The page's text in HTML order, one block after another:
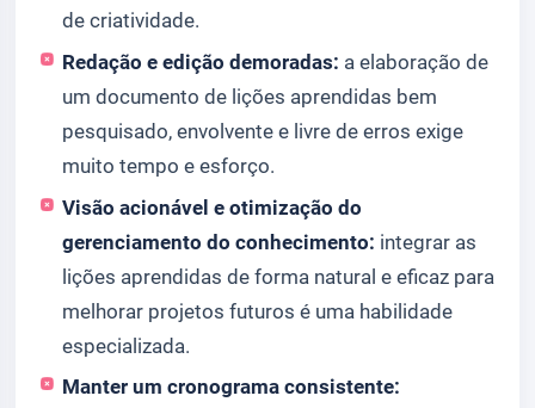
de criatividade.
Redação e edição demoradas: a elaboração de
um documento de lições aprendidas bem
pesquisado, envolvente e livre de erros exige
muito tempo e esforço.
Visão acionável e otimização do
gerenciamento do conhecimento: integrar as
lições aprendidas de forma natural e eficaz para
melhorar projetos futuros é uma habilidade
especializada.
Manter um cronograma consistente: